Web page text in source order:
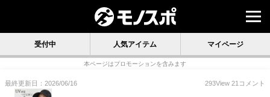
受付中 人気アイテム マイページ
本ページはプロモーションを含みます
最終更新日：2026/06/16 293View 21 コメント